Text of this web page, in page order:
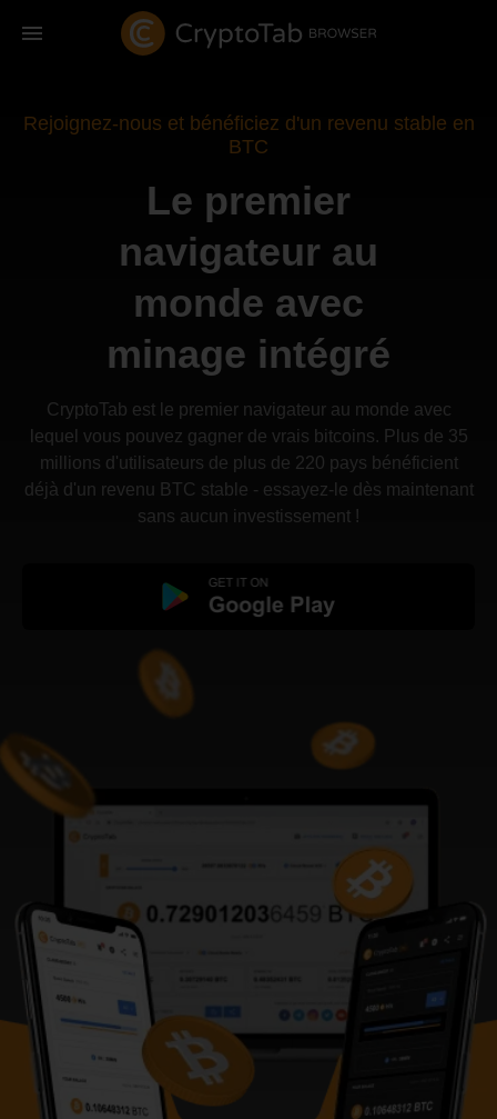
Rejoignez-nous et bénéficiez d'un revenu stable en
BTC
Le premier
navigateur au
monde avec
minage intégré
CryptoTab est le premier navigateur au monde avec
lequel vous pouvez gagner de vrais bitcoins. Plus de 35
millions d'utilisateurs de plus de 220 pays bénéficient
déjà d'un revenu BTC stable - essayez-le dès maintenant
sans aucun investissement !